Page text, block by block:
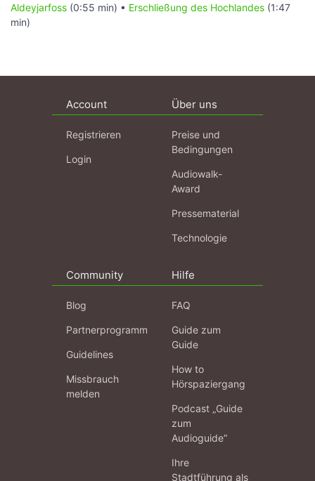
Aldeyjarfoss (0:55 min) • Erschließung des Hochlandes (1:47
min)
Account
Registrieren
Login
Über uns
Preise und
Bedingungen
Audiowalk-
Award
Pressematerial
Technologie
Community
Blog
Partnerprogramm
Guidelines
Missbrauch
melden
Hilfe
FAQ
Guide zum
Guide
How to
Hörspaziergang
Podcast „Guide
zum
Audioguide“
Ihre
Stadtführung als